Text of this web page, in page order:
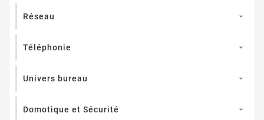
Réseau 
Téléphonie 
Univers bureau 
Domotique et Sécurité 